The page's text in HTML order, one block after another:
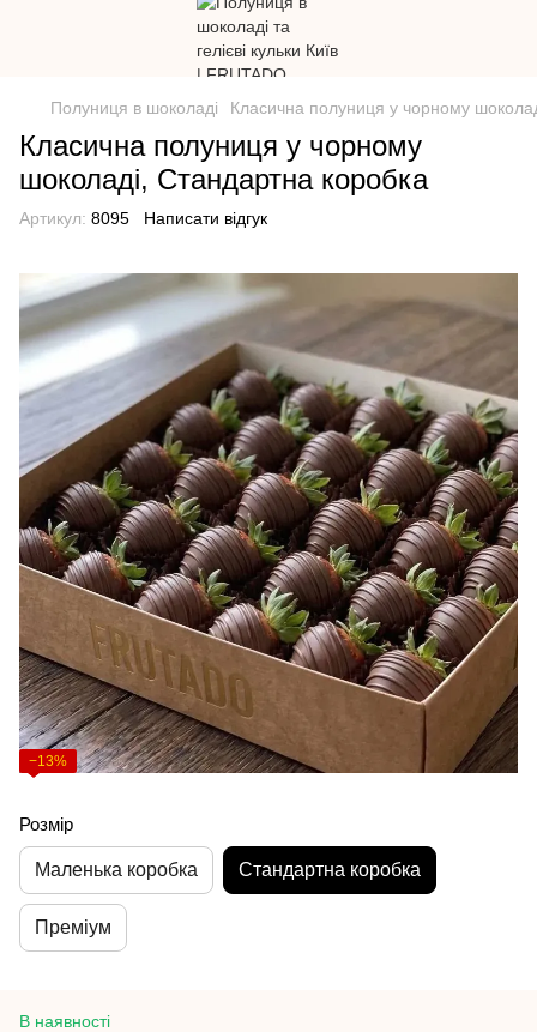
Полуниця в шоколаді Класична полуниця у чорному
Класична полуниця у чорному
шоколаді, Стандартна коробка
Артикул: 8095 Написати відгук
−13%
Розмір
Маленька коробка Стандартна коробка
Преміум
В наявності